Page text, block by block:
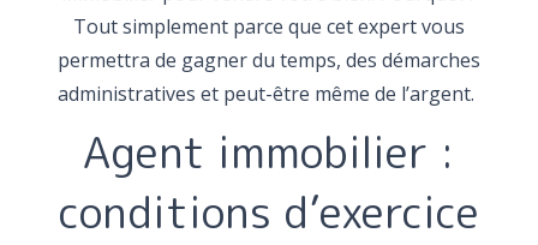
Tout simplement parce que cet expert vous
permettra de gagner du temps, des démarches
administratives et peut-être même de l’argent.
Agent immobilier :
conditions d’exercice